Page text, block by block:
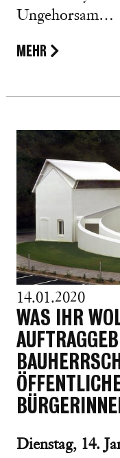
Ungehorsam…
MEHR
14.01.2020
WAS IHR
Dienstag, 14.